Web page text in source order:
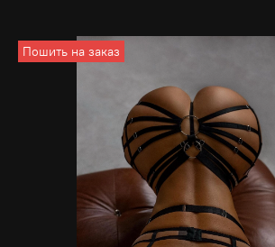
Пошить на заказ